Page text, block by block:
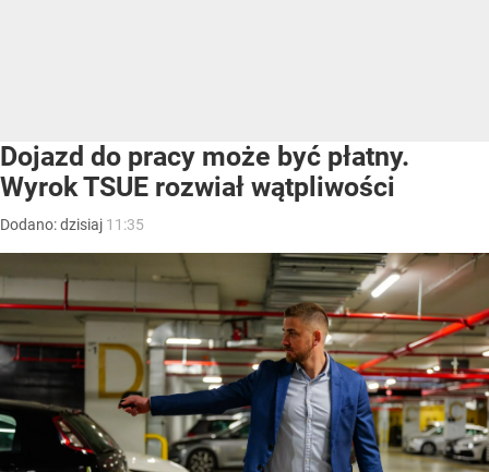
Dojazd do pracy może być płatny.
Wyrok TSUE rozwiał wątpliwości
Dodano:dzisiaj 11:35